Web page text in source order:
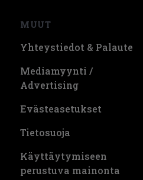
MUUT
Yhteystiedot & Palaute
Mediamyynti /
Advertising
Evästeasetukset
Tietosuoja
Käyttäytymiseen
perustuva mainonta